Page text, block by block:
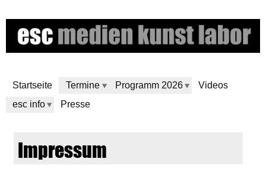
zum
Inhalt
Startseite Termine Programm 2026
Videos
esc info
Presse
Impressum